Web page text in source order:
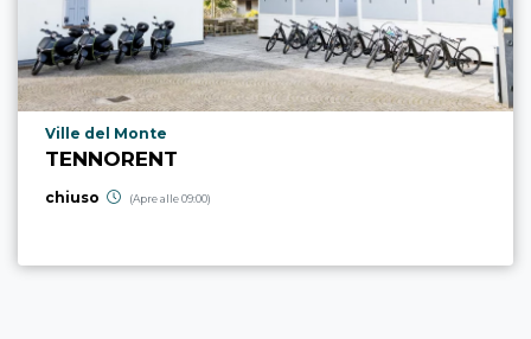
Località punto di interesse
Ville del Monte
TENNORENT
chiuso (Apre alle 09:00)